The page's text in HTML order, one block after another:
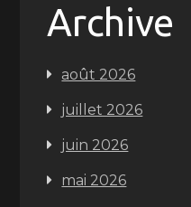
Archive
août 2026
juillet 2026
juin 2026
mai 2026